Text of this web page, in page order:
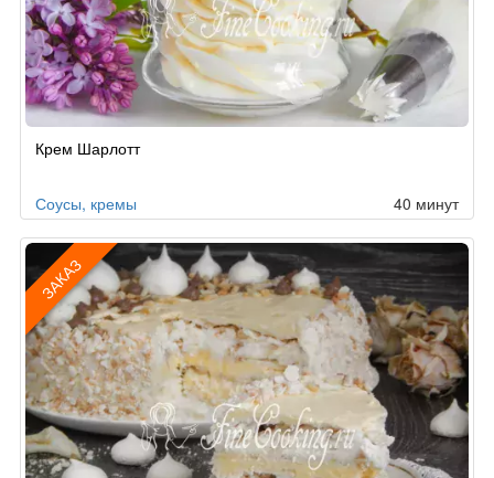
Крем Шарлотт
Соусы, кремы 40 минут
ЗАКАЗ